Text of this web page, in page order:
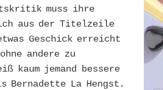
muss ihre
aus der Titelzeile
Geschick erreicht
andere zu
kaum jemand bessere
Bernadette La Hengst.